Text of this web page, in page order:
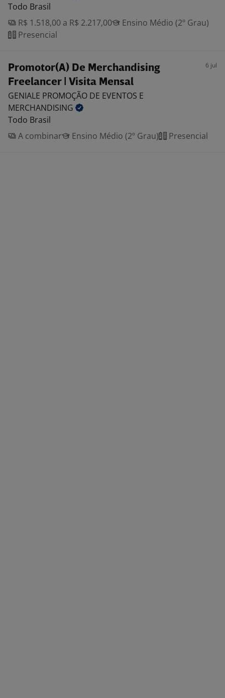
Todo Brasil
R$ 1.518,00 a R$ 2.217,00
Ensino Médio (2º Grau)
Presencial
Promotor(A) De Merchandising
Freelancer | Visita Mensal
6 jul
GENIALE PROMOÇÃO DE EVENTOS E
MERCHANDISING
Todo Brasil
A combinar
Ensino Médio (2º Grau) Presencial